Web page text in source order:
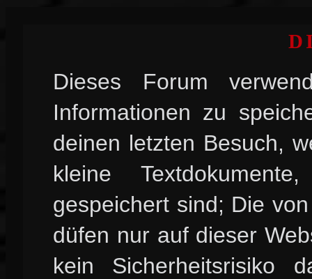
Dieses Forum
Informationen zu
deinen letzten Besuch,
kleine
gespeichert sind; Die
düfen nur auf dieser
kein Sicherheitsrisiko